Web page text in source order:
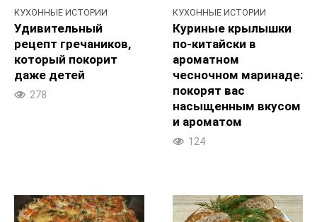
КУХОННЫЕ ИСТОРИИ
Удивительный
рецепт гречаников,
который покорит
даже детей
278
КУХОННЫЕ ИСТОРИИ
Куриные крылышки
по-китайски в
ароматном
чесночном маринаде:
покорят вас
насыщенным вкусом
и ароматом
124